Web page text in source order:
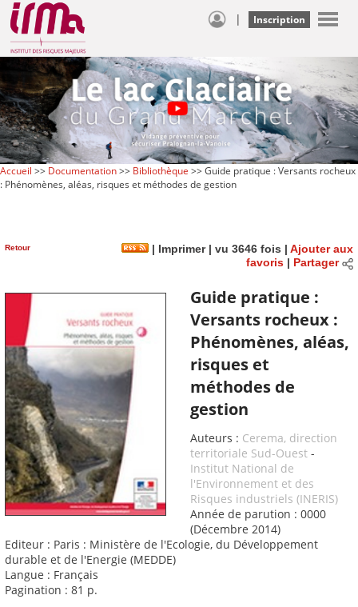
| Inscription
Accueil >> Documentation>> Bibliothèque >> Guide pratique : Versants rocheux
: Phénomènes, aléas, risques et méthodes de gestion
Retour | Imprimer| vu 3646 fois | Ajouter aux
favoris| Partager
Guide pratique :
Versants rocheux :
Phénomènes, aléas,
risques et
méthodes de
gestion
Auteurs : Cerema, direction
territoriale Sud-Ouest -
Institut National de
l'Environnement et des
Risques industriels (INERIS)
Année de parution : 0000
(Décembre 2014)
Editeur : Paris : Ministère de l'Ecologie, du Développement
durable et de l'Energie (MEDDE)
Langue : Français
Pagination : 81 p.